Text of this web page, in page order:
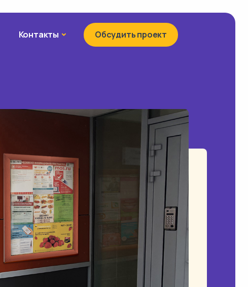
Контакты КонтактыОбсудить проект